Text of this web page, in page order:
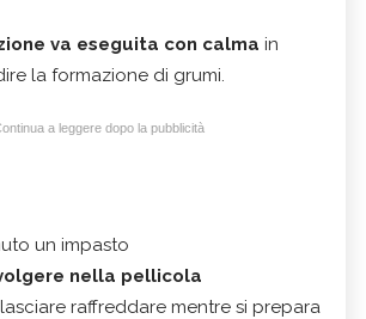
va eseguita con calma in
la formazione di grumi.
a leggere dopo la pubblicità
un impasto
nella pellicola
raffreddare mentre si prepara